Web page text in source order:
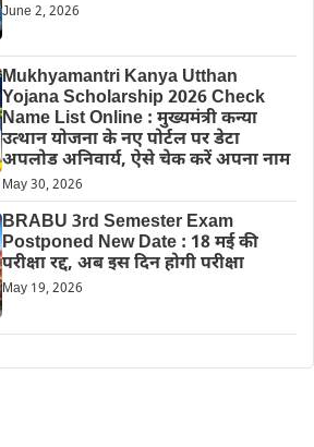
June 2, 2026
Mukhyamantri Kanya Utthan
Yojana Scholarship 2026 Check
Name List Online : मुख्यमंत्री कन्या
उत्थान योजना के नए पोर्टल पर डेटा
अपलोड अनिवार्य, ऐसे चेक करें अपना नाम
May 30, 2026
BRABU 3rd Semester Exam
Postponed New Date : 18 मई की
परीक्षा रद्द, अब इस दिन होगी परीक्षा
May 19, 2026